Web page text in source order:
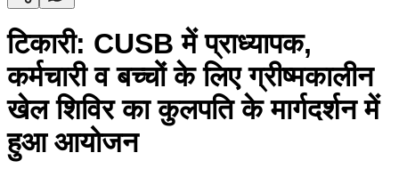
टिकारी: CUSB में प्राध्यापक,
कर्मचारी व बच्चों के लिए ग्रीष्मकालीन
खेल शिविर का कुलपति के मार्गदर्शन में
हुआ आयोजन